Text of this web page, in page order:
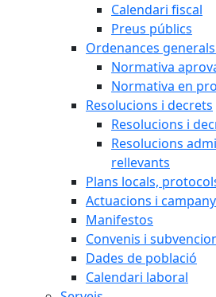
Calendari fiscal
Preus públics
Ordenances
Normativa
Normativa en
Resolucions i decrets
Resolucions i
Resolucions
rellevants
Plans locals,
Actuacions i
Manifestos
Convenis i
Dades de població
Calendari laboral